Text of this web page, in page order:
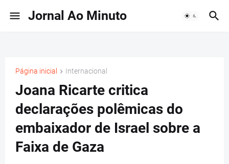
Jornal Ao Minuto
Página inicial Internacional
Joana Ricarte critica
declarações polêmicas do
embaixador de Israel sobre a
Faixa de Gaza